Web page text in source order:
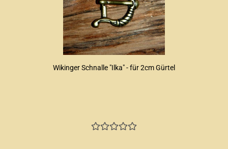
Wikinger Schnalle "Ilka" - für 2cm Gürtel